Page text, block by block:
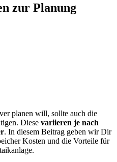
zur Planung
planen will, sollte auch die
Diese variieren je nach
. In diesem Beitrag geben wir Dir
Kosten und die Vorteile für